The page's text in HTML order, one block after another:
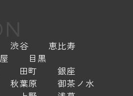
渋谷
恵比寿
目黒
田町
銀座
秋葉原
御茶ノ水